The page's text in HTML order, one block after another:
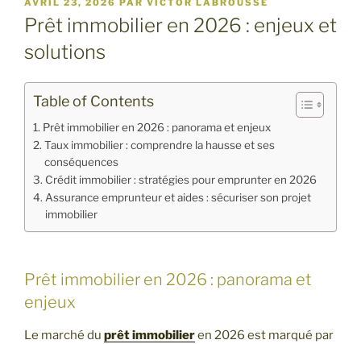
LE
AVRIL 23, 2026 PAR VICTOR LABROUSSE
Prêt immobilier en 2026 : enjeux et
solutions
Table of Contents
Prêt immobilier en 2026 : panorama et enjeux
Taux immobilier : comprendre la hausse et ses
conséquences
Crédit immobilier : stratégies pour emprunter en 2026
Assurance emprunteur et aides : sécuriser son projet
immobilier
Prêt immobilier en 2026 : panorama et
enjeux
Le marché du prêt immobilieren 2026 est marqué par